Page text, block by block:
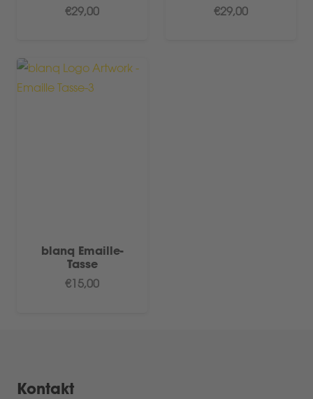
€29,00 €29,00
blanq Emaille-
Tasse
€15,00
Kontakt